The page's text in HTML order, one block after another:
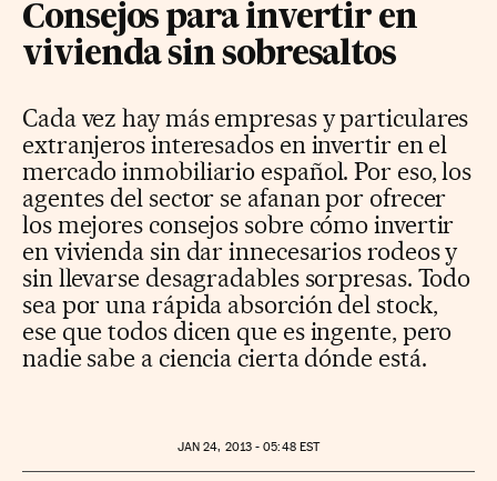
Consejos para invertir en
vivienda sin sobresaltos
Cada vez hay más empresas y particulares
extranjeros interesados en invertir en el
mercado inmobiliario español. Por eso, los
agentes del sector se afanan por ofrecer
los mejores consejos sobre cómo invertir
en vivienda sin dar innecesarios rodeos y
sin llevarse desagradables sorpresas. Todo
sea por una rápida absorción del stock,
ese que todos dicen que es ingente, pero
nadie sabe a ciencia cierta dónde está.
JAN 24, 2013 - 05:48EST